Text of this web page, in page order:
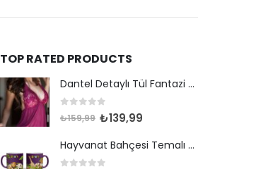
TOP RATED PRODUCTS
Dantel Detaylı Tül Fantazi Gecelik
out of 5
₺159,99 Orijinal
₺159,99.
₺139,99
fiyat:
Hayvanat Bahçesi Temalı Seramik Renkli Baskılı Kupa 82*90